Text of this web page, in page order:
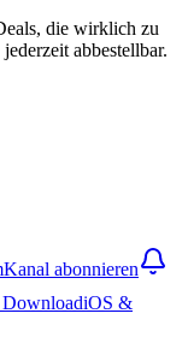
die wirklich zu
abbestellbar.
Kanal abonnieren
iOS &